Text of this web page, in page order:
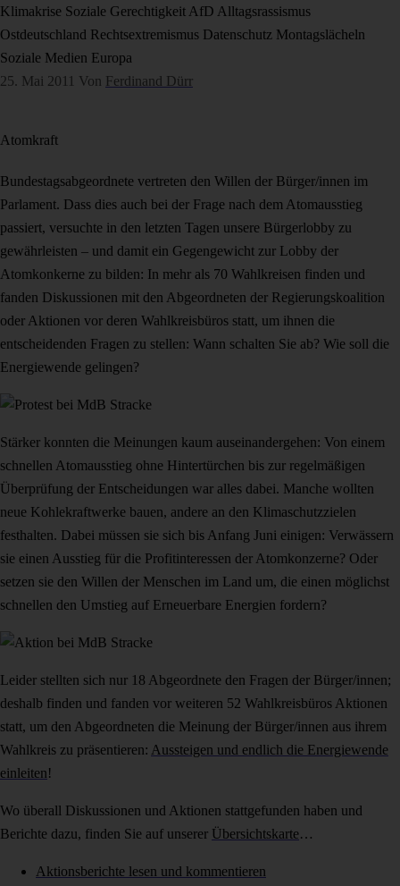
Klimakrise Soziale Gerechtigkeit AfD Alltagsrassismus
Ostdeutschland Rechtsextremismus Datenschutz Montagslächeln
Soziale Medien Europa
25. Mai 2011 Von Ferdinand Dürr
Atomkraft
Bundestagsabgeordnete vertreten den Willen der Bürger/innen im
Parlament. Dass dies auch bei der Frage nach dem Atomausstieg
passiert, versuchte in den letzten Tagen unsere Bürgerlobby zu
gewährleisten – und damit ein Gegengewicht zur Lobby der
Atomkonkerne zu bilden: In mehr als 70 Wahlkreisen finden und
fanden Diskussionen mit den Abgeordneten der Regierungskoalition
oder Aktionen vor deren Wahlkreisbüros statt, um ihnen die
entscheidenden Fragen zu stellen: Wann schalten Sie ab? Wie soll die
Energiewende gelingen?
Stärker konnten die Meinungen kaum auseinandergehen: Von einem
schnellen Atomausstieg ohne Hintertürchen bis zur regelmäßigen
Überprüfung der Entscheidungen war alles dabei. Manche wollten
neue Kohlekraftwerke bauen, andere an den Klimaschutzzielen
festhalten. Dabei müssen sie sich bis Anfang Juni einigen: Verwässern
sie einen Ausstieg für die Profitinteressen der Atomkonzerne? Oder
setzen sie den Willen der Menschen im Land um, die einen möglichst
schnellen den Umstieg auf Erneuerbare Energien fordern?
Leider stellten sich nur 18 Abgeordnete den Fragen der Bürger/innen;
deshalb finden und fanden vor weiteren 52 Wahlkreisbüros Aktionen
statt, um den Abgeordneten die Meinung der Bürger/innen aus ihrem
Wahlkreis zu präsentieren: Aussteigen und endlich die Energiewende
einleiten!
Wo überall Diskussionen und Aktionen stattgefunden haben und
Berichte dazu, finden Sie auf unserer Übersichtskarte…
Aktionsberichte lesen und kommentieren